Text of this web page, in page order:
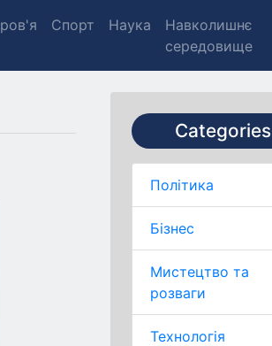
Спорт Наука
Навколишнє
середовище
Categories
Політика
Бізнес
Мистецтво та
розваги
Технологія